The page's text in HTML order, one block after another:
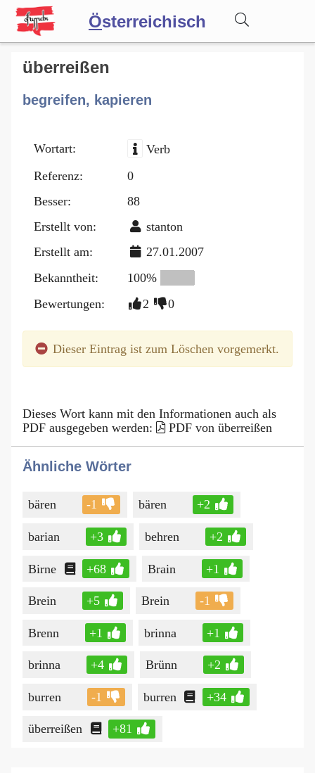
Österreichisch
Wörterbuch
Forum
Blog
überreißen
begreifen, kapieren
Wortart:
Verb
Referenz:
0
Besser:
88
Erstellt von:
stanton
Erstellt am:
27.01.2007
Bekanntheit:
100%
Bewertungen:
2 0
Dieser Eintrag ist zum Löschen vorgemerkt.
Dieses Wort kann mit den Informationen auch als
PDF ausgegeben werden:
PDF von überreißen
Ähnliche Wörter
bären -1 bären +2
barian +3 behren +2
Birne +68 Brain +1
Brein +5 Brein -1
Brenn +1 brinna +1
brinna +4 Brünn +2
burren -1 burren +34
überreißen +81